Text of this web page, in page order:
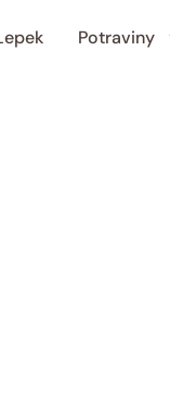
Potraviny